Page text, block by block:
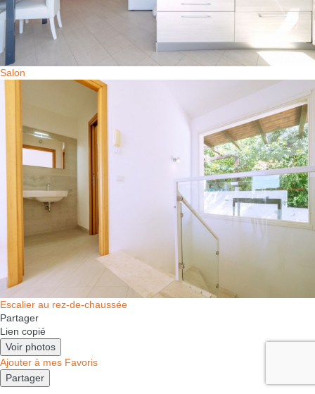
Salon
Escalier au rez-de-chaussée
Partager
Lien copié
Voir photos
Ajouter à mes Favoris
Partager